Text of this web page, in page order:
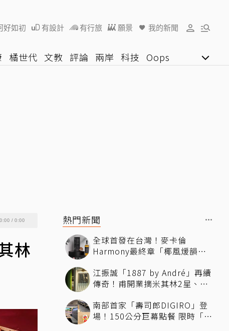
好如初 有設計 有行旅 願景 我的新聞
橘世代 文教 評論 兩岸 科技 Oops
0:00 / 0:00
林
熱門新聞
全球首發在台灣！麥卡倫
Harmony最終章「椰風煖韻」
江振誠「1887 by André」再續
傳奇！甫開業摘米其林2星、年
南部首家「壽司郎DIGIRO」登
場！150公分巨幕點餐 限時「生